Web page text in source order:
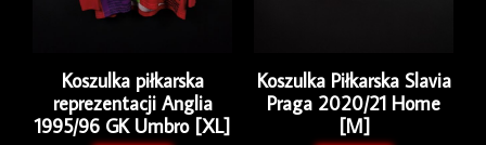
Koszulka piłkarska
reprezentacji Anglia
1995/96 GK Umbro [XL]
Koszulka Piłkarska Slavia
Praga 2020/21 Home
[M]